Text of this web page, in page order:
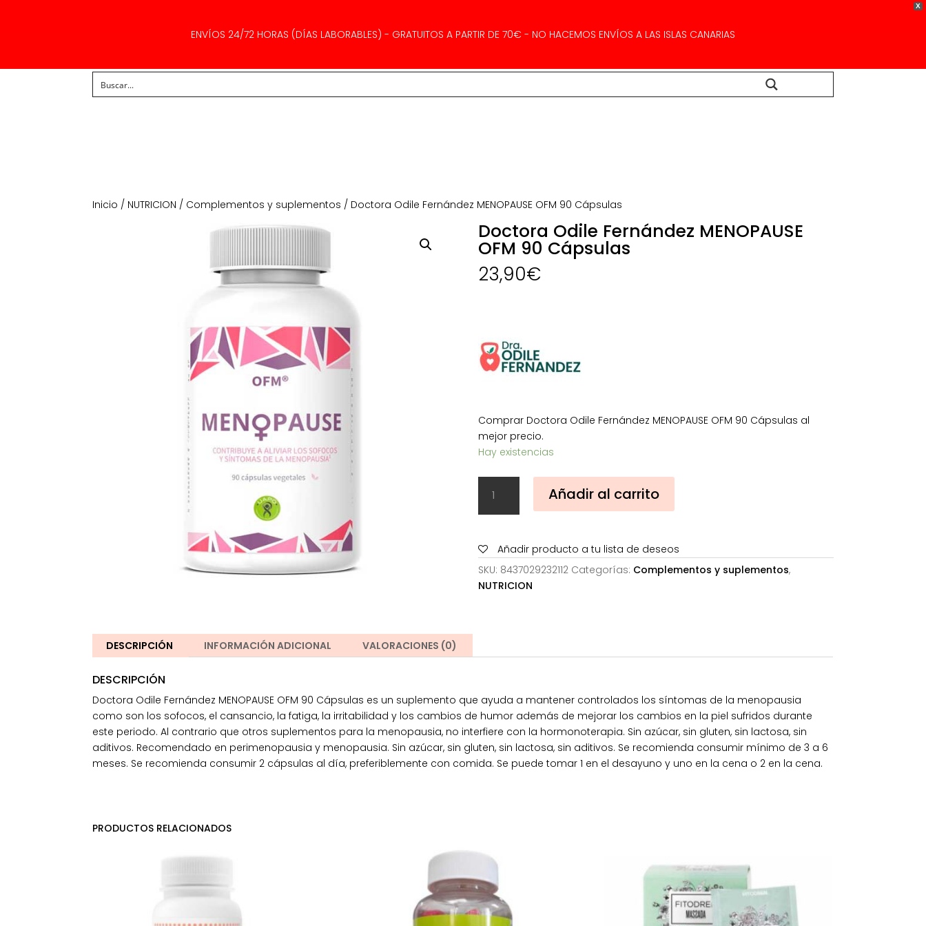
X
ENVÍOS 24/72 HORAS (DÍAS LABORABLES) - GRATUITOS A PARTIR DE 70€ - NO HACEMOS ENVÍOS A LAS ISLAS CANARIAS
Inicio / NUTRICION / Complementos y suplementos / Doctora Odile Fernández MENOPAUSE OFM 90 Cápsulas
Doctora Odile Fernández MENOPAUSE
OFM 90 Cápsulas
23,90€
Comprar Doctora Odile Fernández MENOPAUSE OFM 90 Cápsulas al
mejor precio.
Hay existencias
Odile
Fernández
OFM
90
Añadir al carrito
Añadir producto a tu lista de deseos
SKU: 8437029232112 Categorías: Complementos y suplementos,
NUTRICION
DESCRIPCIÓN INFORMACIÓN ADICIONAL VALORACIONES (0)
DESCRIPCIÓN
Doctora Odile Fernández MENOPAUSE OFM 90 Cápsulas es un suplemento que ayuda a mantener controlados los síntomas de la menopausia
como son los sofocos, el cansancio, la fatiga, la irritabilidad y los cambios de humor además de mejorar los cambios en la piel sufridos durante
este periodo. Al contrario que otros suplementos para la menopausia, no interfiere con la hormonoterapia. Sin azúcar, sin gluten, sin lactosa, sin
aditivos. Recomendado en perimenopausia y menopausia. Sin azúcar, sin gluten, sin lactosa, sin aditivos. Se recomienda consumir mínimo de 3 a 6
meses. Se recomienda consumir 2 cápsulas al día, preferiblemente con comida. Se puede tomar 1 en el desayuno y uno en la cena o 2 en la cena.
PRODUCTOS RELACIONADOS